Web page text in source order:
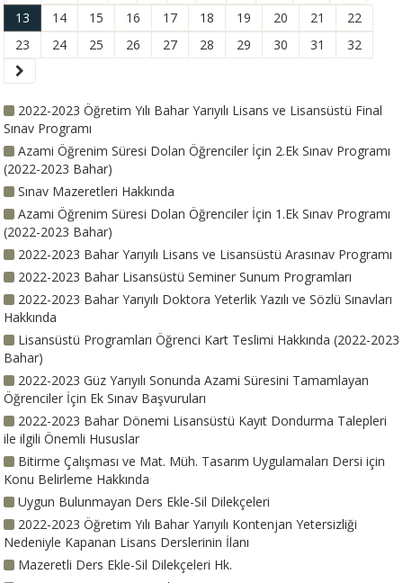
13
14 15 16 17 18 19 20 21
22
23
24 25 26 27 28 29 30 31 32
2022-2023 Öğretim Yılı Bahar Yarıyılı Lisans ve Lisansüstü Final
Sınav Programı
Azami Öğrenim Süresi Dolan Öğrenciler İçin 2.Ek Sınav Programı
(2022-2023 Bahar)
Sınav Mazeretleri Hakkında
Azami Öğrenim Süresi Dolan Öğrenciler İçin 1.Ek Sınav Programı
(2022-2023 Bahar)
2022-2023 Bahar Yarıyılı Lisans ve Lisansüstü Arasınav Programı
2022-2023 Bahar Lisansüstü Seminer Sunum Programları
2022-2023 Bahar Yarıyılı Doktora Yeterlik Yazılı ve Sözlü Sınavları
Hakkında
Lisansüstü Programları Öğrenci Kart Teslimi Hakkında (2022-2023
Bahar)
2022-2023 Güz Yarıyılı Sonunda Azami Süresini Tamamlayan
Öğrenciler İçin Ek Sınav Başvuruları
2022-2023 Bahar Dönemi Lisansüstü Kayıt Dondurma Talepleri
ile ilgili Önemli Hususlar
Bitirme Çalışması ve Mat. Müh. Tasarım Uygulamaları Dersi için
Konu Belirleme Hakkında
Uygun Bulunmayan Ders Ekle-Sil Dilekçeleri
2022-2023 Öğretim Yılı Bahar Yarıyılı Kontenjan Yetersizliği
Nedeniyle Kapanan Lisans Derslerinin İlanı
Mazeretli Ders Ekle-Sil Dilekçeleri Hk.